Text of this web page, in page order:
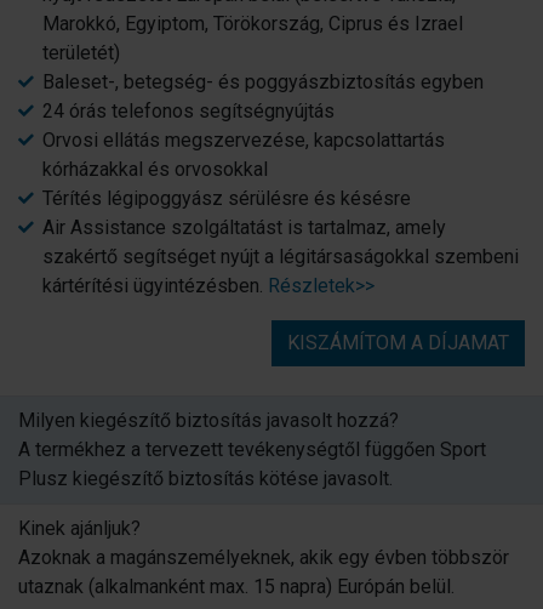
Marokkó, Egyiptom, Törökország, Ciprus és Izrael
területét)
Baleset-, betegség- és poggyászbiztosítás egyben
24 órás telefonos segítségnyújtás
Orvosi ellátás megszervezése, kapcsolattartás
kórházakkal és orvosokkal
Térítés légipoggyász sérülésre és késésre
Air Assistance szolgáltatást is tartalmaz, amely
szakértő segítséget nyújt a légitársaságokkal szembeni
kártérítési ügyintézésben. Részletek>>
KISZÁMÍTOM A DÍJAMAT
Milyen kiegészítő biztosítás javasolt hozzá?
A termékhez a tervezett tevékenységtől függően Sport
Plusz kiegészítő biztosítás kötése javasolt.
Kinek ajánljuk?
Azoknak a magánszemélyeknek, akik egy évben többször
utaznak (alkalmanként max. 15 napra) Európán belül.